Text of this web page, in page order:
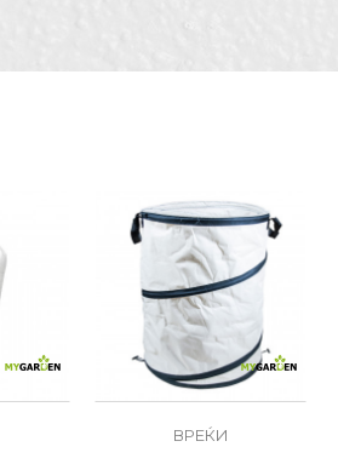
Материјал
ВРЕЌИ